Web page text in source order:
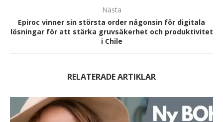
Nästa
Epiroc vinner sin största order någonsin för digitala
lösningar för att stärka gruvsäkerhet och produktivitet
i Chile
RELATERADE ARTIKLAR